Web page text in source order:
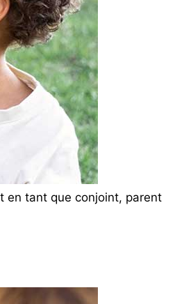
en tant que conjoint, parent